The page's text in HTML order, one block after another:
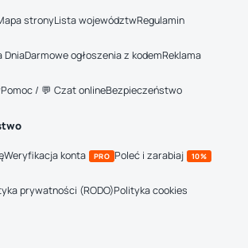
stronyLista województwRegulamin
DniaDarmowe ogłoszenia z kodemReklama
Pomoc / 💬 Czat onlineBezpieczeństwo
Weryfikacja konta PRO Poleć i zarabiaj 10%
prywatności (RODO)Polityka cookies